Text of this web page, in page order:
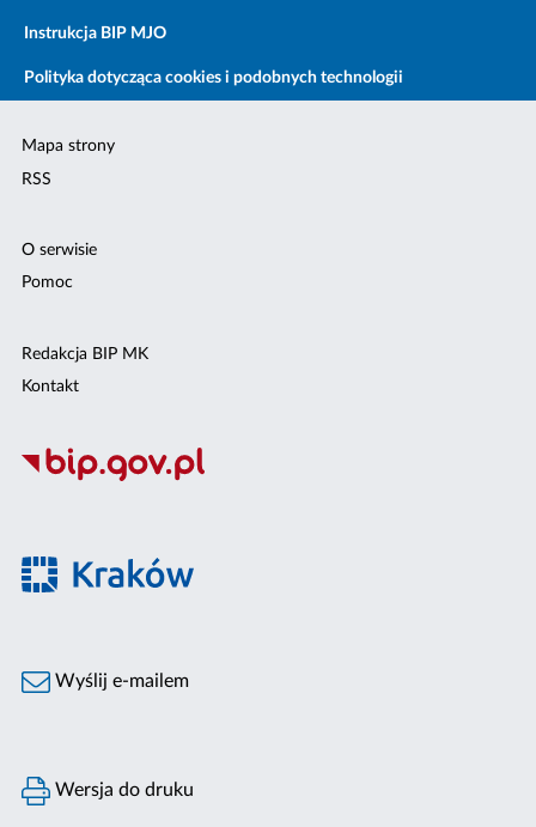
Instrukcja BIP MJO
Polityka dotycząca cookies i podobnych technologii
Mapa strony
RSS
O serwisie
Pomoc
Redakcja BIP MK
Kontakt
Wyślij e-mailem
Wersja do druku